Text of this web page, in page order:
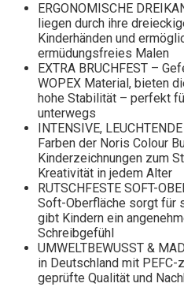
ERGONOMISCHE
liegen durch ihre
Kinderhänden und
ermüdungsfreies Malen
EXTRA BRUCHFEST –
WOPEX Material, bieten
hohe Stabilität – perfekt
unterwegs
INTENSIVE,
Farben der Noris Colour
Kinderzeichnungen zum
Kreativität in jedem Alter
RUTSCHFESTE SOFT-
Soft-Oberfläche sorgt für
gibt Kindern ein
Schreibgefühl
UMWELTBEWUSST &
in Deutschland mit
geprüfte Qualität und